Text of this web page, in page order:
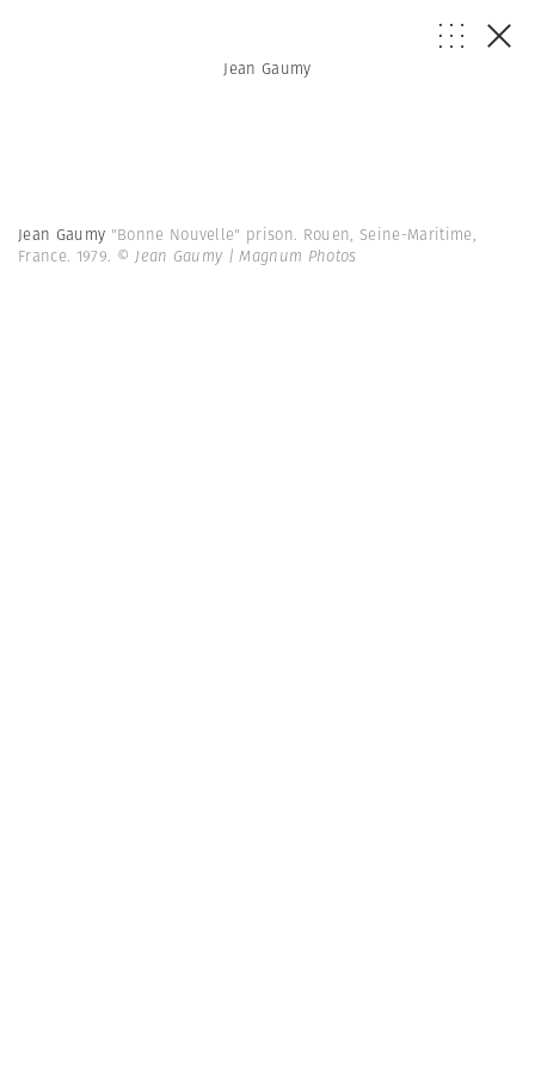
Jean Gaumy
Jean Gaumy "Bonne Nouvelle" prison. Rouen, Seine-Maritime,
France. 1979. © Jean Gaumy | Magnum Photos